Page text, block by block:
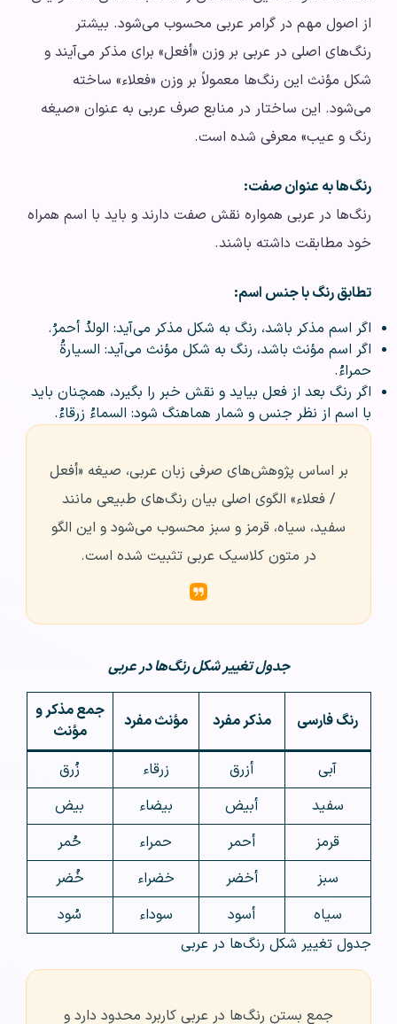
از اصول مهم در گرامر عربی محسوب می‌شود. بیشتر
رنگ‌های اصلی در عربی بر وزن «أفعل» برای مذکر می‌آیند و
شکل مؤنث این رنگ‌ها معمولاً بر وزن «فعلاء» ساخته
می‌شود. این ساختار در منابع صرف عربی به عنوان «صیغه
رنگ و عیب» معرفی شده است.
رنگ‌ها به عنوان صفت:
رنگ‌ها در عربی همواره نقش صفت دارند و باید با اسم همراه
خود مطابقت داشته باشند.
تطابق رنگ با جنس اسم:
اگر اسم مذکر باشد، رنگ به شکل مذکر می‌آید: الولدُ أحمرُ.
اگر اسم مؤنث باشد، رنگ به شکل مؤنث می‌آید: السیارةُ
حمراءُ.
اگر رنگ بعد از فعل بیاید و نقش خبر را بگیرد، همچنان باید
با اسم از نظر جنس و شمار هماهنگ شود: السماءُ زرقاءُ.
بر اساس پژوهش‌های صرفی زبان عربی، صیغه «أفعل
/ فعلاء» الگوی اصلی بیان رنگ‌های طبیعی مانند
سفید، سیاه، قرمز و سبز محسوب می‌شود و این الگو
در متون کلاسیک عربی تثبیت شده است.
جدول تغییر شکل رنگ‌ها در عربی
رنگ فارسی مذکر مفرد مؤنث مفرد
جمع مذکر و
مؤنث
آبی
أزرق زرقاء
زُرق
سفید
أبيض بيضاء
بيض
قرمز
أحمر حمراء
حُمر
سبز
أخضر خضراء
خُضر
سیاه
أسود سوداء
سُود
جدول تغییر شکل رنگ‌ها در عربی
جمع بستن رنگ‌ها در عربی کاربرد محدود دارد و